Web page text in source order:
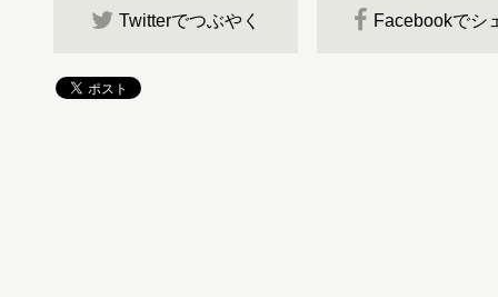
Twitterでつぶやく Facebookでシ